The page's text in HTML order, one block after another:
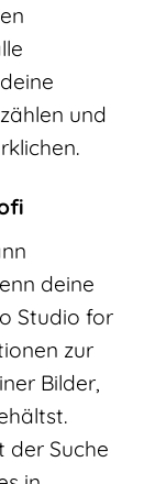
und
deine
Studio for
zur
Bilder,
der Suche